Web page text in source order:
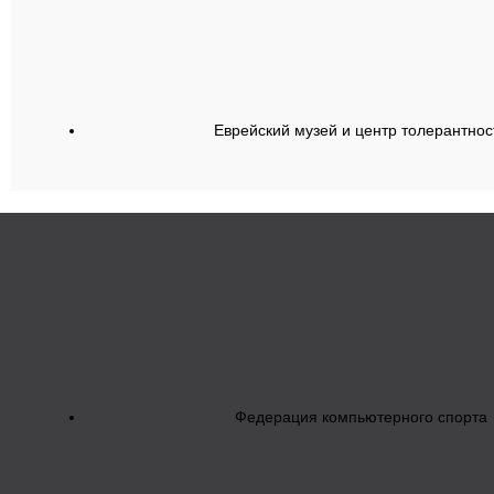
Еврейский музей и центр
Федерация компьютерного спорта